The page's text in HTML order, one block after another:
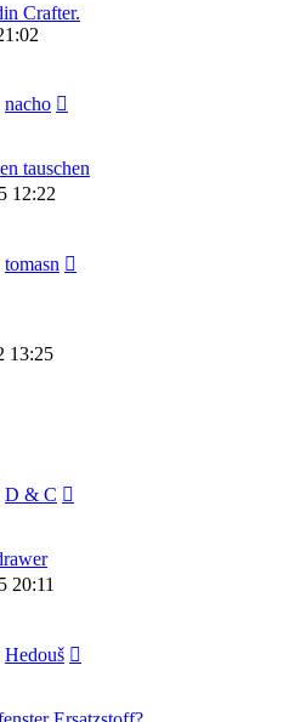
Crafter.
nacho
tauschen
12:22
tomasn
13:25
D & C
20:11
Hedouš